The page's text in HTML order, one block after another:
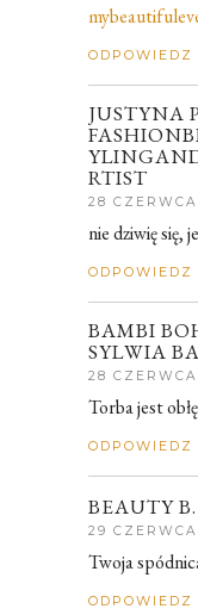
ODPOWIEDZ
JUSTYNA
RTIST
28
nie dziwię się,
ODPOWIEDZ
BAMBI
SYLWIA
28
Torba jest
ODPOWIEDZ
BEAUTY B.
29
Twoja
ODPOWIEDZ